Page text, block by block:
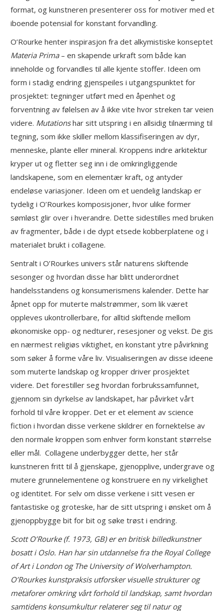
format, og kunstneren presenterer oss for motiver med et
iboende potensial for konstant forvandling.
O’Rourke henter inspirasjon fra det alkymistiske konseptet
Materia Prima– en skapende urkraft som både kan
inneholde og forvandles til alle kjente stoffer. Ideen om
form i stadig endring gjenspeiles i utgangspunktet for
prosjektet: tegninger utført med en åpenhet og
forventning av følelsen av å ikke vite hvor streken tar veien
videre. Mutationshar sitt utspring i en allsidig tilnærming til
tegning, som ikke skiller mellom klassifiseringen av dyr,
menneske, plante eller mineral. Kroppens indre arkitektur
kryper ut og fletter seg inn i de omkringliggende
landskapene, som en elementær kraft, og antyder
endeløse variasjoner. Ideen om et uendelig landskap er
tydelig i O’Rourkes komposisjoner, hvor ulike former
sømløst glir over i hverandre. Dette sidestilles med bruken
av fragmenter, både i de dypt etsede kobberplatene og i
materialet brukt i collagene.
Sentralt i O’Rourkes univers står naturens skiftende
sesonger og hvordan disse har blitt underordnet
handelsstandens og konsumerismens kalender. Dette har
åpnet opp for muterte malstrømmer, som lik været
oppleves ukontrollerbare, for alltid skiftende mellom
økonomiske opp- og nedturer, resesjoner og vekst. De gis
en nærmest religiøs viktighet, en konstant ytre påvirkning
som søker å forme våre liv. Visualiseringen av disse ideene
som muterte landskap og kropper driver prosjektet
videre. Det forestiller seg hvordan forbrukssamfunnet,
gjennom sin dyrkelse av landskapet, har påvirket vårt
forhold til våre kropper. Det er et element av science
fiction i hvordan disse verkene skildrer en fornektelse av
den normale kroppen som enhver form konstant størrelse
eller mål. Collagene underbygger dette, her står
kunstneren fritt til å gjenskape, gjenopplive, undergrave og
mutere grunnelementene og konstruere en ny virkelighet
og identitet. For selv om disse verkene i sitt vesen er
fantastiske og groteske, har de sitt utspring i ønsket om å
gjenoppbygge bit for bit og søke trøst i endring.
Scott O’Rourke (f. 1973, GB) er en britisk billedkunstner
bosatt i Oslo. Han har sin utdannelse fra the Royal College
of Art i London og The University of Wolverhampton.
O’Rourkes kunstpraksis utforsker visuelle strukturer og
metaforer omkring vårt forhold til landskap, samt hvordan
samtidens konsumkultur relaterer seg til natur og